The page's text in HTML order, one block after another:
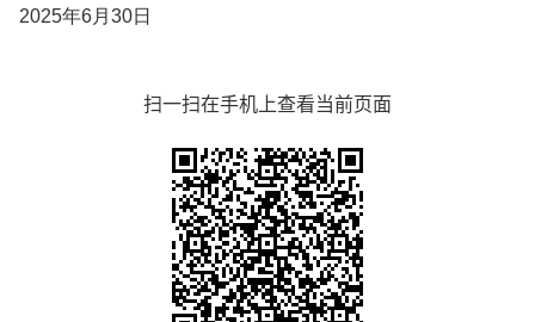
2025年6月30日
扫一扫在手机上查看当前页面